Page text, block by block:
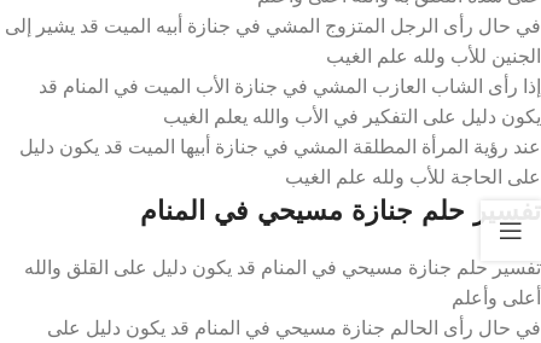
في حال رأى الرجل المتزوج المشي في جنازة أبيه الميت قد يشير إلى
الجنين للأب ولله علم الغيب
إذا رأى الشاب العازب المشي في جنازة الأب الميت في المنام قد
يكون دليل على التفكير في الأب والله يعلم الغيب
عند رؤية المرأة المطلقة المشي في جنازة أبيها الميت قد يكون دليل
على الحاجة للأب ولله علم الغيب
تفسير حلم جنازة مسيحي في المنام
تفسير حلم جنازة مسيحي في المنام قد يكون دليل على القلق والله
أعلى وأعلم
في حال رأى الحالم جنازة مسيحي في المنام قد يكون دليل على